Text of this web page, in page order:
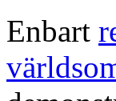
Enbart